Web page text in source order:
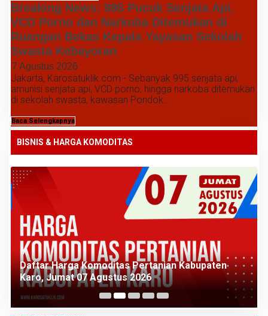
Breaking News: 995 Pucuk Senjata Api,
VCD Porno dan Narkoba Ditemukan di
Ruangan Bekas Kepala Yayasan Sekolah
Swasta Kebayoran
7 Agustus 2026
Jakarta, Karosatuklik.com - Sebanyak 995 senjata api,
amunisi senjata api, VCD porno, hingga narkoba ditemukan
di sekolah swasta, kawasan Pondok...
Baca Selengkapnya
BISNIS & HARGA KOMODITAS
Daftar Harga Komoditas Pertanian Kabupaten
Karo, Jumat 07 Agustus 2026